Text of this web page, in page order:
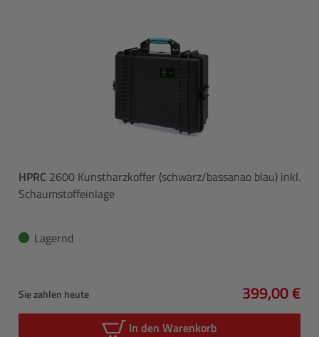
HPRC 2600 Kunstharzkoffer (schwarz/bassanao blau) inkl.
Schaumstoffeinlage
Lagernd
Sie zahlen heute
Regulärer
399,00 €
In den Warenkorb